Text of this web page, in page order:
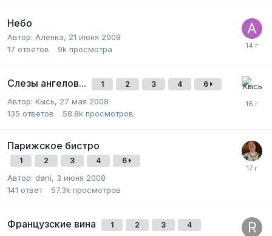
Небо
Автор: Аленка, 21 июня 2008
17 ответов 9k просмотра
Слезы ангелов... 1 2 3 4 6
Автор: Кысь, 27 мая 2008
135 ответов 58.8k просмотров
Парижское бистро
1 2 3 4 6
Автор: dani, 3 июня 2008
141 ответ 57.3k просмотров
Французские вина 1 2 3 4